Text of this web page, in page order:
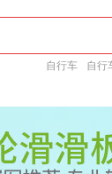
自行车 自行